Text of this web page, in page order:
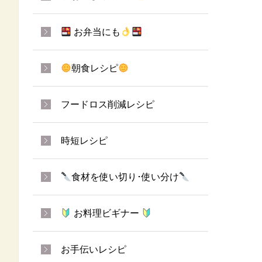
お弁当にも
朝食レシピ
フードロス削減レシピ
時短レシピ
食材を使い切り･使い分け
お料理ビギナー
お手伝いレシピ